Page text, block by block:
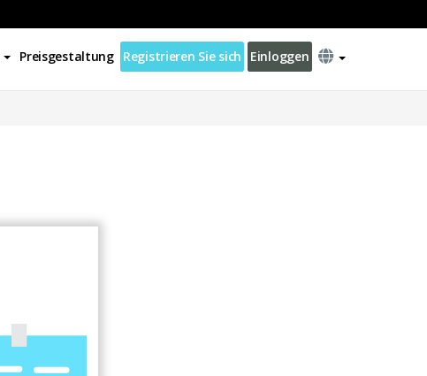
Preisgestaltung Registrieren Sie sich Einloggen